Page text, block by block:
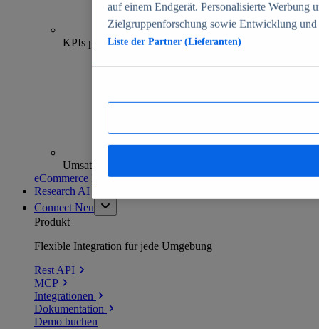
70+
KPIs pro Shop
Umsatzanalysen und -prognosen
eCommerce Insights entdecken
Research AI
Connect Neu
Produkt
Flexible Integration für jede Umgebung
Rest API
MCP
Integrationen
Dokumentation
Demo buchen
auf einem Endgerät. Personalisierte Werbung
Zielgruppenforschung sowie Entwicklung
Liste der Partner (Lieferanten)